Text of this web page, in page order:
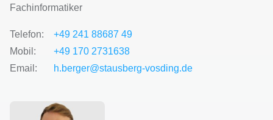
Fachinformatiker
Telefon:
+49 241 88687 49
Mobil:
+49 170 2731638
Email:
h.berger@stausberg-vosding.de